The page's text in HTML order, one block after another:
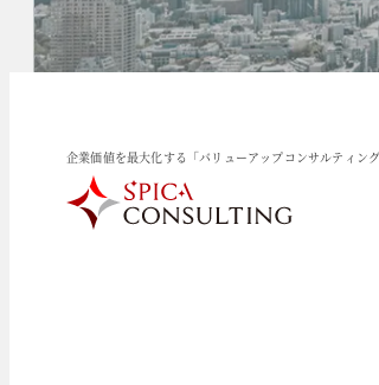
企業価値を最大化する「バリューアップコンサルティン